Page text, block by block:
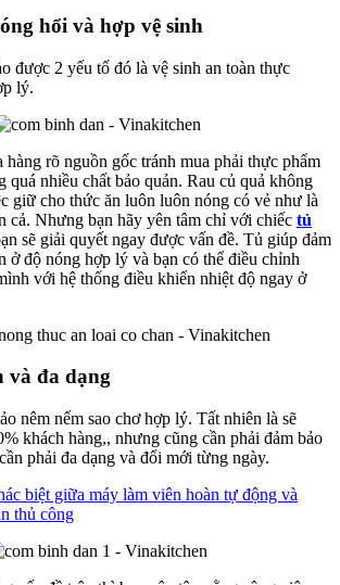
hổi và hợp vệ sinh
được 2 yếu tố đó là vệ sinh an toàn thực
lý.
hàng rõ nguồn gốc tránh mua phải thực phẩm
quá nhiều chất bảo quản. Rau củ quả không
giữ cho thức ăn luôn luôn nóng có vẻ như là
cả. Nhưng bạn hãy yên tâm chỉ với chiếc tủ
sẽ giải quyết ngay được vấn đề. Tủ giúp đảm
ở độ nóng hợp lý và bạn có thể điều chỉnh
với hệ thống điều khiển nhiệt độ ngay ở
và đa dạng
nêm nếm sao chơ hợp lý. Tất nhiên là sẽ
khách hàng,, nhưng cũng cần phải đảm bảo
phải đa dạng và đổi mới từng ngày.
biệt giữa máy làm viên hoàn tự động và
thủ công